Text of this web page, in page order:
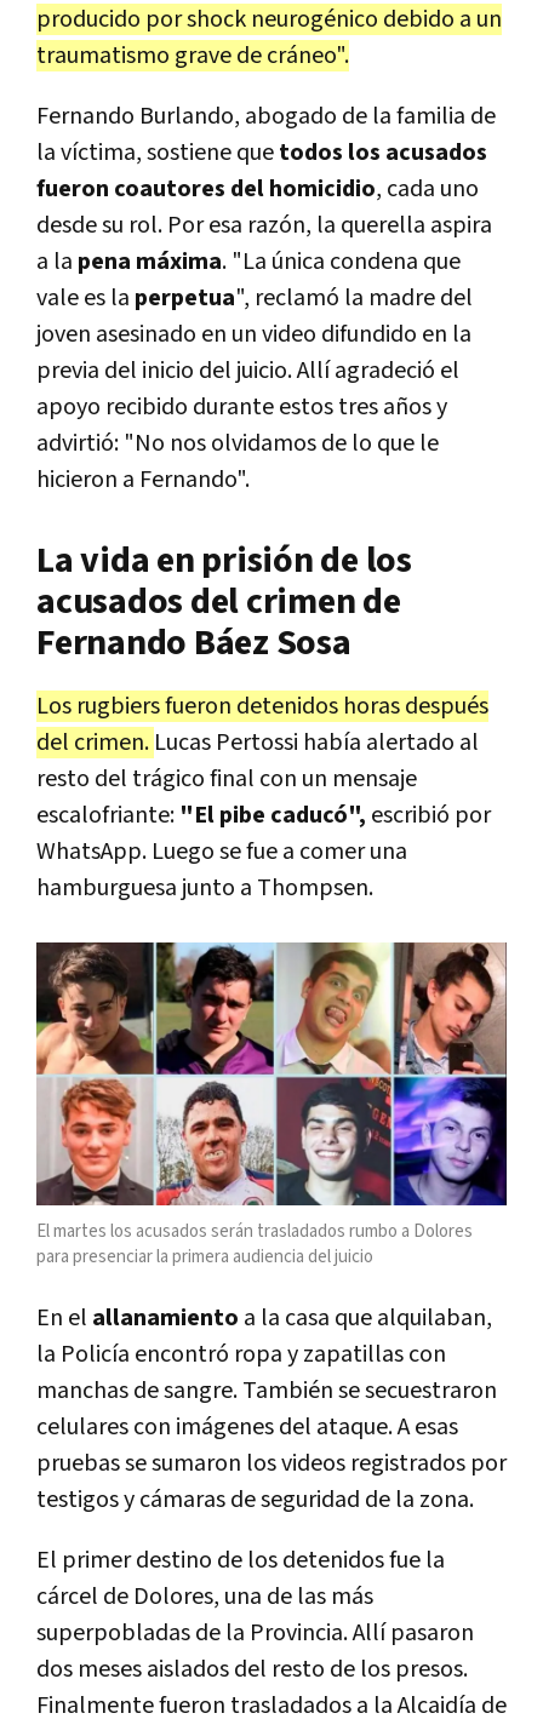
producido por shock neurogénico debido a un
traumatismo grave de cráneo".
Fernando Burlando, abogado de la familia de
la víctima, sostiene quetodos los acusados
fueron coautores del homicidio, cada uno
desde su rol. Por esa razón, la querella aspira
a la pena máxima. "La única condena que
vale es la perpetua", reclamó la madre del
joven asesinado en un video difundido en la
previa del inicio del juicio. Allí agradeció el
apoyo recibido durante estos tres años y
advirtió: "No nos olvidamos de lo que le
hicieron a Fernando".
La vida en prisión de los
acusados del crimen de
Fernando Báez Sosa
Los rugbiers fueron detenidos horas después
del crimen. Lucas Pertossi había alertado al
resto del trágico final con un mensaje
escalofriante: "El pibe caducó", escribió por
WhatsApp. Luego se fue a comer una
hamburguesa junto a Thompsen.
El martes los acusados serán trasladados rumbo a Dolores
para presenciar la primera audiencia del juicio
En el allanamiento a la casa que alquilaban,
la Policía encontró ropa y zapatillas con
manchas de sangre. También se secuestraron
celulares con imágenes del ataque. A esas
pruebas se sumaron los videos registrados por
testigos y cámaras de seguridad de la zona.
El primer destino de los detenidos fue la
cárcel de Dolores, una de las más
superpobladas de la Provincia. Allí pasaron
dos meses aislados del resto de los presos.
Finalmente fueron trasladados a la Alcaidía de